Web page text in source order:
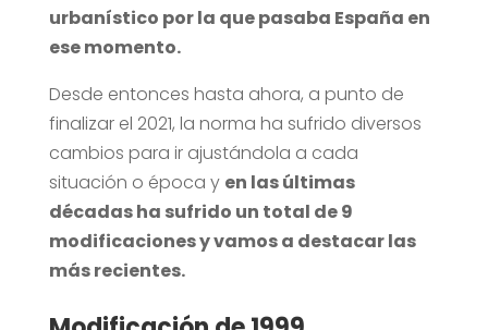
urbanístico por la que pasaba España en
ese momento.
Desde entonces hasta ahora, a punto de
finalizar el 2021, la norma ha sufrido diversos
cambios para ir ajustándola a cada
situación o época y en las últimas
décadas ha sufrido un total de 9
modificaciones y vamos a destacar las
más recientes.